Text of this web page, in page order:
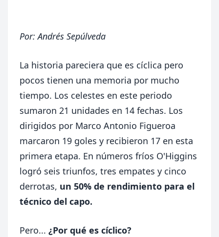
Por:Andrés Sepúlveda
La historia pareciera que es cíclica pero
pocos tienen una memoria por mucho
tiempo. Los celestes en este periodo
sumaron 21 unidades en 14 fechas. Los
dirigidos por Marco Antonio Figueroa
marcaron 19 goles y recibieron 17 en esta
primera etapa. En números fríos O'Higgins
logró seis triunfos, tres empates y cinco
derrotas, un 50% de rendimiento para el
técnico del capo.
Pero... ¿Por qué es cíclico?